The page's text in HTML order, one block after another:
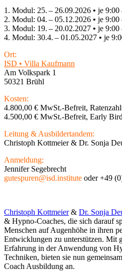
1. Modul: 25. – 26.09.2026 • je 9:00
2. Modul: 04. – 05.12.2026 • je 9:00
3. Modul: 19. – 20.02.2027 • je 9:00
4. Modul: 30.4. – 01.05.2027 • je
Ort:
ISD • Villa Kaufmann
Am Volkspark 1
50321 Brühl
Kosten:
4.800,00 € MwSt.-Befreit,
4.500,00 € MwSt.-Befreit, Early Bird
Leitung & Ausbildertandem:
Christoph Kottmeier & Dr. Sonja
Anmeldung:
Jennifer Segebrecht
gutespuren@isd.institute oder +49
Christoph Kottmeier& Dr. Sonja
& Hypno-Coaches, die sich darauf
Menschen auf Augenhöhe in ihren
Entwicklungen zu unterstützen. Mit
Erfahrung in der Anwendung von
Techniken, bieten sie nun
Coach Ausbildung an.